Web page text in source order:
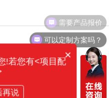
可以定制方案吗？
需要产品报价
×
!若您有<项目配
再说